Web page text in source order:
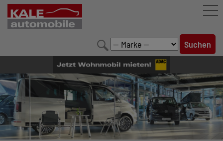
FAHRZEUGBESTAND
LEISTUNGEN
KONFIGURATOR
MARKENWELT